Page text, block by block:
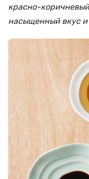
красно-
насыщенный вкус и